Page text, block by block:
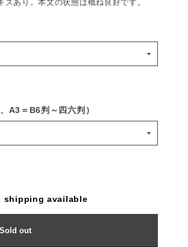
あり。本文の状態は概ね良好です。
A3＝B6判～四六判）
shipping available
Sold out